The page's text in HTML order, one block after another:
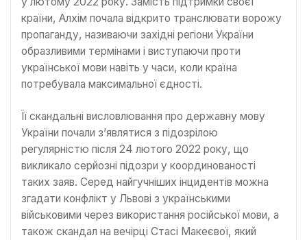
країни, Алхім почала відкрито транслювати ворожу
пропаганду, називаючи західні регіони України
образливими термінами і виступаючи проти
української мови навіть у часи, коли країна
потребувала максимальної єдності.
Її скандальні висловлювання про державну мову
України почали з’являтися з підозрілою
регулярністю після 24 лютого 2022 року, що
викликало серйозні підозри у координованості
таких заяв. Серед найгучніших інцидентів можна
згадати конфлікт у Львові з українськими
військовими через використання російської мови, а
також скандал на вечірці Стасі Макеєвої, який